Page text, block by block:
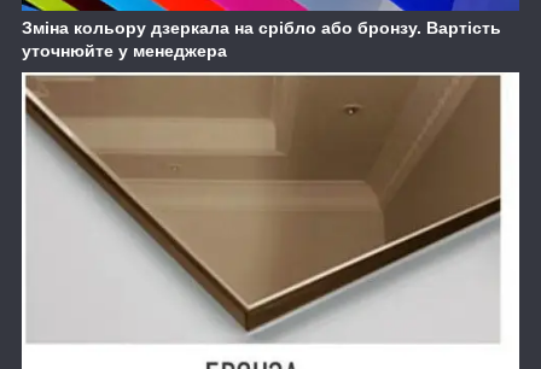
Зміна кольору дзеркала на срібло або бронзу. Вартість
уточнюйте у менеджера